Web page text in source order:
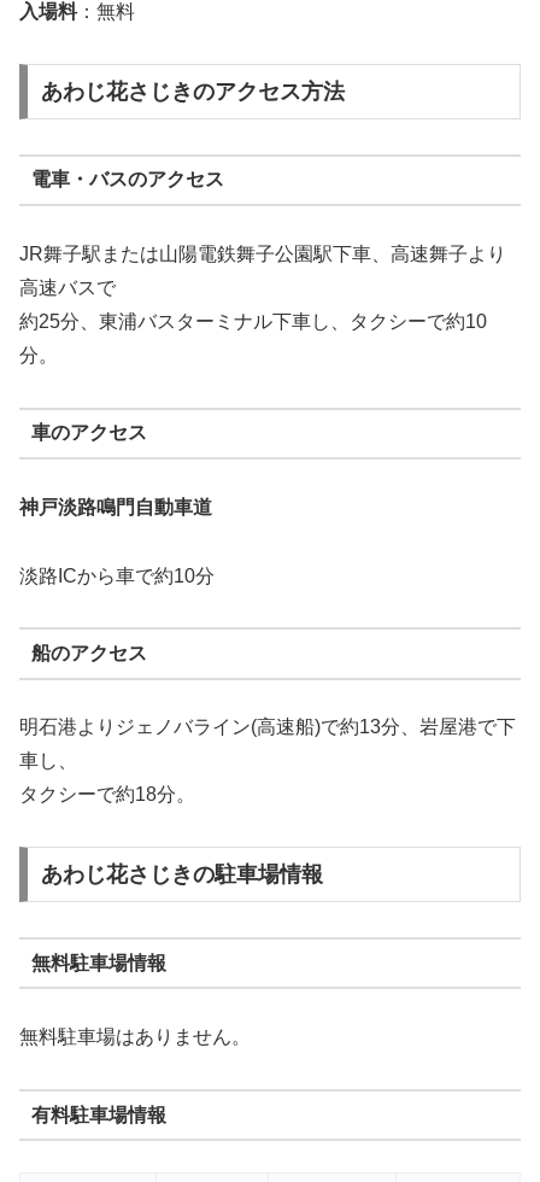
入場料：無料
あわじ花さじきのアクセス方法
電車・バスのアクセス
JR舞子駅または山陽電鉄舞子公園駅下車、高速舞子より
高速バスで
約25分、東浦バスターミナル下車し、タクシーで約10
分。
車のアクセス
神戸淡路鳴門自動車道
淡路ICから車で約10分
船のアクセス
明石港よりジェノバライン(高速船)で約13分、岩屋港で下
車し、
タクシーで約18分。
あわじ花さじきの駐車場情報
無料駐車場情報
無料駐車場はありません。
有料駐車場情報